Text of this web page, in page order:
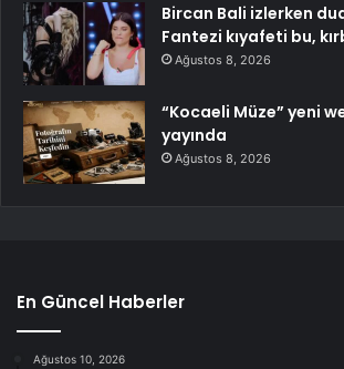
Bircan Bali izlerken
Fantezi kıyafeti bu,
Ağustos 8, 2026
“Kocaeli Müze” yeni
yayında
Ağustos 8, 2026
En Güncel Haberler
Ağustos 10, 2026